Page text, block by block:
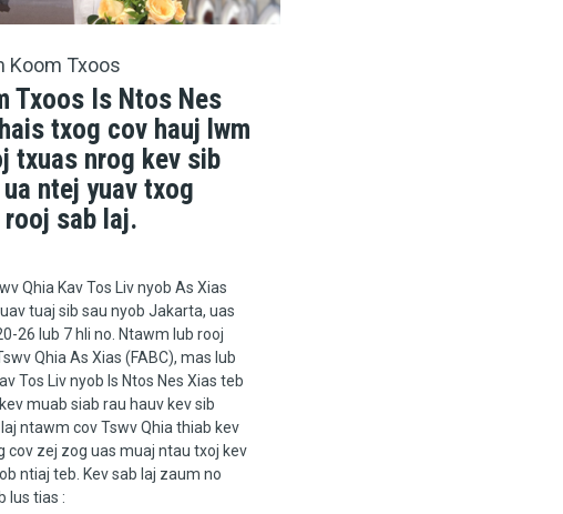
Koom Txoos
Txoos Is Ntos Nes
txog cov hauj lwm
txuas nrog kev sib
ntej yuav txog
rooj sab laj.
Qhia Kav Tos Liv nyob As Xias
tuaj sib sau nyob Jakarta, uas
26 lub 7 hli no. Ntawm lub rooj
Qhia As Xias (FABC), mas lub
Tos Liv nyob Is Ntos Nes Xias teb
muab siab rau hauv kev sib
ntawm cov Tswv Qhia thiab kev
cov zej zog uas muaj ntau txoj kev
ntiaj teb. Kev sab laj zaum no
lus tias :